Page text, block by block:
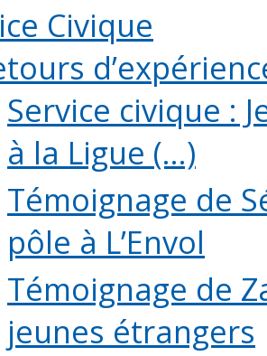
Civique
Service civique :
à la Ligue (...)
Témoignage de
pôle à L’Envol
Témoignage de
jeunes étrangers